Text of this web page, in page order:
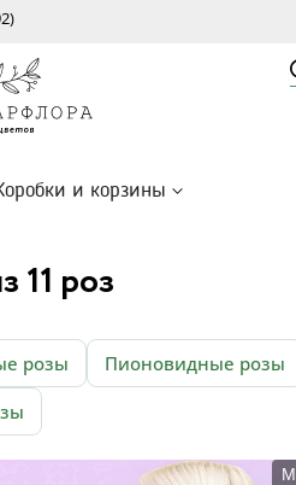
и корзины
11 роз
розы Пионовидные розы